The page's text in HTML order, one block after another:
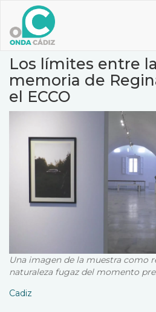
contenido
principal
Los límites entre
memoria de
el ECCO
Una imagen de la muestra como
naturaleza fugaz del momento
Cadiz